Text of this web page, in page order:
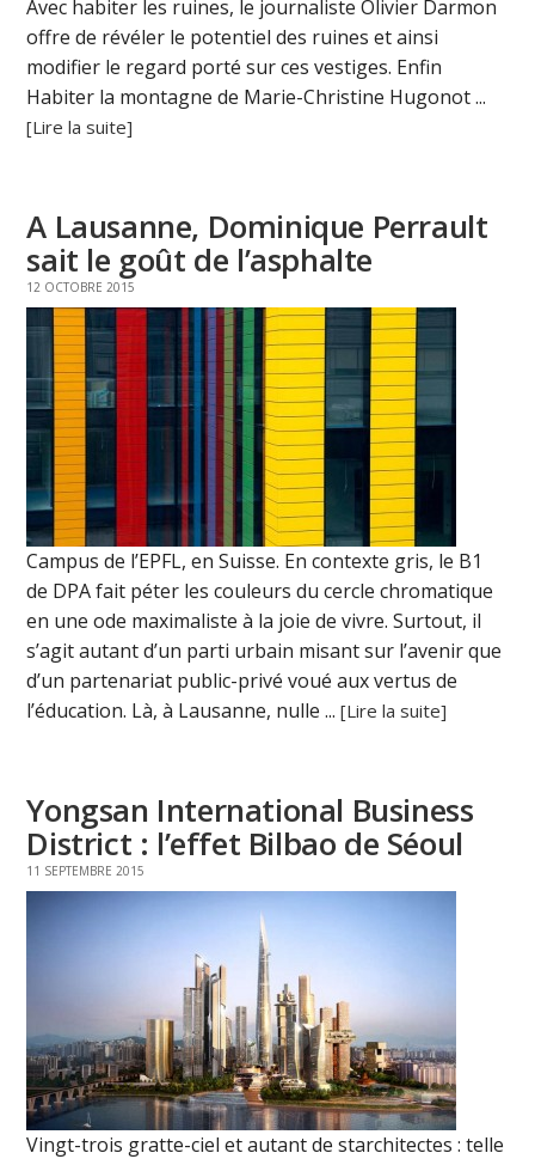
Avec habiter les ruines, le journaliste Olivier Darmon
offre de révéler le potentiel des ruines et ainsi
modifier le regard porté sur ces vestiges. Enfin
Habiter la montagne de Marie-Christine Hugonot ...
[Lire la suite]
A Lausanne, Dominique Perrault
sait le goût de l’asphalte
12 OCTOBRE 2015
Campus de l’EPFL, en Suisse. En contexte gris, le B1
de DPA fait péter les couleurs du cercle chromatique
en une ode maximaliste à la joie de vivre. Surtout, il
s’agit autant d’un parti urbain misant sur l’avenir que
d’un partenariat public-privé voué aux vertus de
l’éducation. Là, à Lausanne, nulle ...[Lire la suite]
Yongsan International Business
District : l’effet Bilbao de Séoul
11 SEPTEMBRE 2015
Vingt-trois gratte-ciel et autant de starchitectes : telle